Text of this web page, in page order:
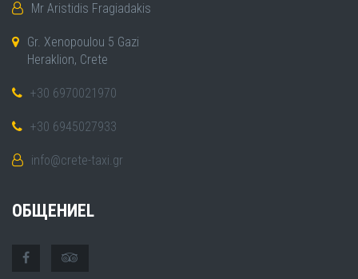
Mr Aristidis Fragiadakis
Gr. Xenopoulou 5 Gazi
Heraklion, Crete
+30 6970021970
+30 6945027933
info@crete-taxi.gr
ОБЩЕНИЕL